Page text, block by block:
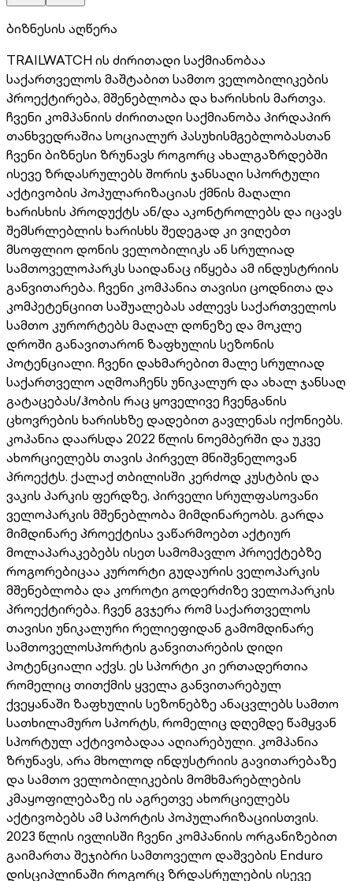
ბიზნესის აღწერა
TRAILWATCH ის ძირითადი საქმიანობაა
საქართველოს მაშტაბით სამთო ველობილიკების
პროექტირება, მშენებლობა და ხარისხის მართვა.
ჩვენი კომპანიის ძირითადი საქმიანობა პირდაპირ
თანხვედრაშია სოციალურ პასუხისმგებლობასთან
ჩვენი ბიზნესი ზრუნავს როგორც ახალგაზრდებში
ისევე ზრდასრულებს შორის ჯანსაღი სპორტული
აქტივობის პოპულარიზაციას ქმნის მაღალი
ხარისხის პროდუქტს ან/და აკონტროლებს და იცავს
შემსრლებლის ხარისხს შედეგად კი ვიღებთ
მსოფლიო დონის ველობილიკს ან სრულიად
სამთოველოპარკს საიდანაც იწყება ამ ინდუსტრიის
განვითარება. ჩვენი კომპანია თავისი ცოდნითა და
კომპეტენციით საშუალებას აძლევს საქართველოს
სამთო კურორტებს მაღალ დონეზე და მოკლე
დროში განავითარონ ზაფხულის სეზონის
პოტენციალი. ჩვენი დახმარებით მალე სრულიად
საქართველო აღმოაჩენს უნიკალურ და ახალ ჯანსაღ
გატაცებას/ჰობის რაც ყოველივე ჩვენგანის
ცხოვრების ხარისხზე დადებით გავლენას იქონიებს.
კოპანია დაარსდა 2022 წლის ნოემბერში და უკვე
ახორციელებს თავის პირველ მნიშვნელოვან
პროექტს. ქალაქ თბილისში კერძოდ კუსტბის და
ვაკის პარკის ფერდზე, პირველი სრულფასოვანი
ველოპარკის მშენებლობა მიმდინარეობს. გარდა
მიმდინარე პროექტისა ვაწარმოებთ აქტიურ
მოლაპარაკებებს ისეთ სამომავლო პროექტებზე
როგორებიცაა კურორტი გუდაურის ველოპარკის
მშენებლობა და კოროტი გოდერძიზე ველოპარკის
პროექტირება. ჩვენ გვჯერა რომ საქართველოს
თავისი უნიკალური რელიეფიდან გამომდინარე
სამთოველოსპორტის განვითარების დიდი
პოტენციალი აქვს. ეს სპორტი კი ერთადერთია
რომელიც თითქმის ყველა განვითარებულ
ქვეყანაში ზაფხულის სეზონებზე ანაცვლებს სამთო
სათხილამურო სპორტს, რომელიც დღემდე წამყვან
სპორტულ აქტივობადაა აღიარებული. კომპანია
ზრუნავს, არა მხოლოდ ინდუსტრიის გავითარებაზე
და სამთო ველობილიკების მომხმარებლების
კმაყოფილებაზე ის აგრეთვე ახორციელებს
აქტივობებს ამ სპორტის პოპულარიზაციისთვის.
2023 წლის ივლისში ჩვენი კომპანიის ორგანიზებით
გაიმართა შეჯიბრი სამთოველო დაშვების Enduro
დისციპლინაში როგორც ზრდასრულების ისევე